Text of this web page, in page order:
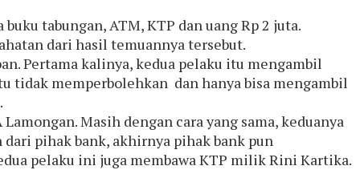
tabungan, ATM, KTP dan uang Rp 2 juta.
dari hasil temuannya tersebut.
Pertama kalinya, kedua pelaku itu mengambil
tidak memperbolehkan dan hanya bisa mengambil
Masih dengan cara yang sama, keduanya
pihak bank, akhirnya pihak bank pun
pelaku ini juga membawa KTP milik Rini Kartika.